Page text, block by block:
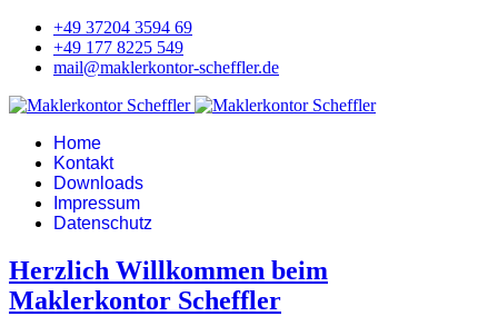
+49 37204 3594 69
+49 177 8225 549
mail@maklerkontor-scheffler.de
Home
Kontakt
Downloads
Impressum
Datenschutz
Herzlich Willkommen beim
Maklerkontor Scheffler